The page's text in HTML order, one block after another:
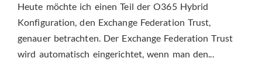
Heute möchte ich einen Teil der O365 Hybrid
Konfiguration, den Exchange Federation Trust,
genauer betrachten. Der Exchange Federation Trust
wird automatisch eingerichtet, wenn man den...